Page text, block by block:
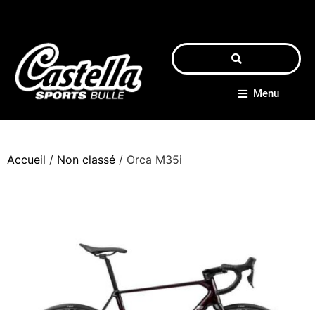
Menu
Accueil / Non classé / Orca M35i